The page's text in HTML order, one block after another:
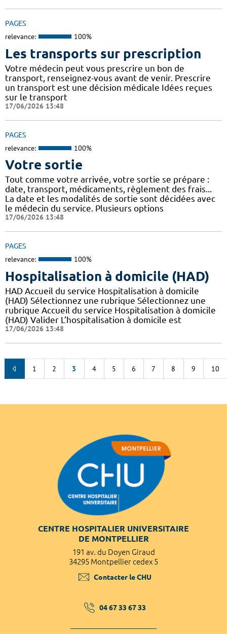
PAGES
relevance: 100%
Les transports sur prescription
Votre médecin peut vous prescrire un bon de
transport, renseignez-vous avant de venir. Prescrire
un transport est une décision médicale Idées reçues
sur le transport
17/06/2026 13:48
PAGES
relevance: 100%
Votre sortie
Tout comme votre arrivée, votre sortie se prépare :
date, transport, médicaments, règlement des frais...
La date et les modalités de sortie sont décidées avec
le médecin du service. Plusieurs options
17/06/2026 13:48
PAGES
relevance: 100%
Hospitalisation à domicile (HAD)
HAD Accueil du service Hospitalisation à domicile
(HAD) Sélectionnez une rubrique Sélectionnez une
rubrique Accueil du service Hospitalisation à domicile
(HAD) Valider L’hospitalisation à domicile est
17/06/2026 13:48
1 2 3 4 5 6 7 8 9 10
CENTRE HOSPITALIER UNIVERSITAIRE
DE MONTPELLIER
191 av. du Doyen Giraud
34295 Montpellier cedex 5
Contacter le CHU
04 67 33 67 33